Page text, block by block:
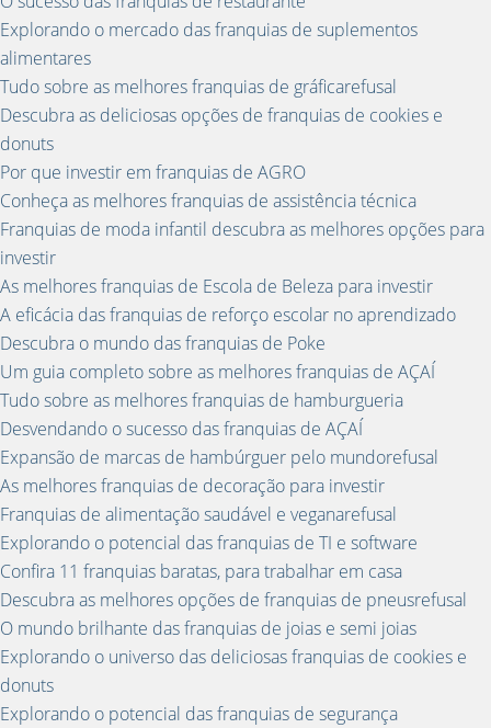
Explorando o mercado das franquias de suplementos
alimentares
Tudo sobre as melhores franquias de gráficarefusal
Descubra as deliciosas opções de franquias de cookies e
donuts
Por que investir em franquias de AGRO
Conheça as melhores franquias de assistência técnica
Franquias de moda infantil descubra as melhores opções para
investir
As melhores franquias de Escola de Beleza para investir
A eficácia das franquias de reforço escolar no aprendizado
Descubra o mundo das franquias de Poke
Um guia completo sobre as melhores franquias de AÇAÍ
Tudo sobre as melhores franquias de hamburgueria
Desvendando o sucesso das franquias de AÇAÍ
Expansão de marcas de hambúrguer pelo mundorefusal
As melhores franquias de decoração para investir
Franquias de alimentação saudável e veganarefusal
Explorando o potencial das franquias de TI e software
Confira 11 franquias baratas, para trabalhar em casa
Descubra as melhores opções de franquias de pneusrefusal
O mundo brilhante das franquias de joias e semi joias
Explorando o universo das deliciosas franquias de cookies e
donuts
Explorando o potencial das franquias de segurança